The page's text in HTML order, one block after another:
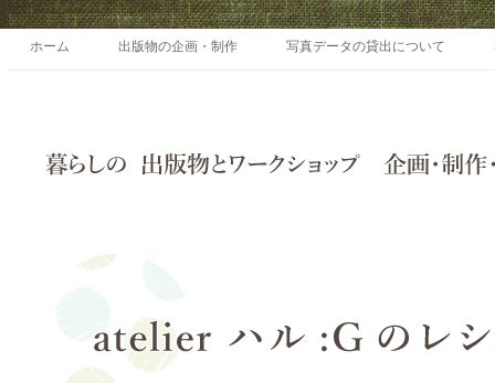
ホーム 出版物の企画・制作 写真データの貸出について